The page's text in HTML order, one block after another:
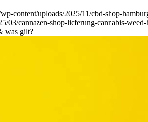
wp-content/uploads/2025/11/cbd-shop-
03/cannazen-shop-lieferung-cannabis-
was gilt?